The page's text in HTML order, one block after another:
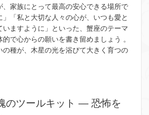
、家族にとって最高の安心できる場所で
」「私と大切な人々の心が、いつも愛と
いますように」といった、蟹座のテーマ
で心からの願いを書き留めましょう 。
の種が、木星の光を浴びて大きく育つの
のツールキット ― 恐怖を